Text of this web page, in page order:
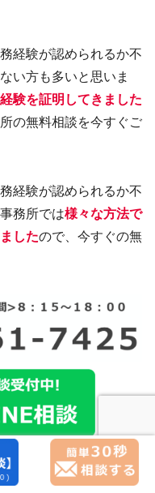
経験が認められるか不
い方も多いと思いま
験を証明してきました
の無料相談を今すぐご
経験が認められるか不
務所では様々な方法で
したので、今すぐの無